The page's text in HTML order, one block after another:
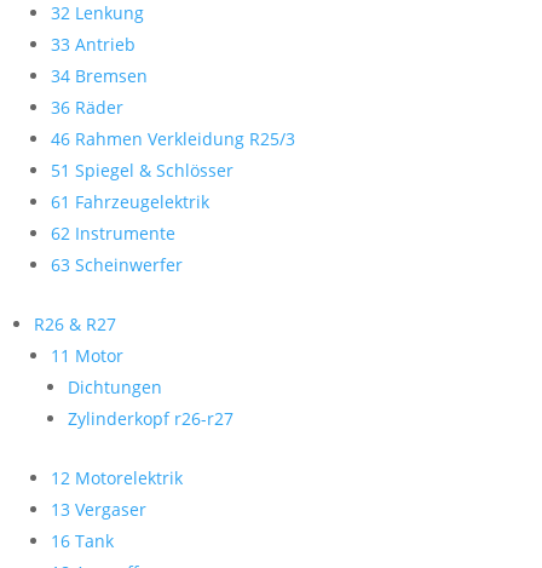
32 Lenkung
33 Antrieb
34 Bremsen
36 Räder
46 Rahmen Verkleidung R25/3
51 Spiegel & Schlösser
61 Fahrzeugelektrik
62 Instrumente
63 Scheinwerfer
R26 & R27
11 Motor
Dichtungen
Zylinderkopf r26-r27
12 Motorelektrik
13 Vergaser
16 Tank